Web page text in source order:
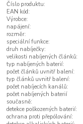
Číslo produktu:
EAN kód:
Výrobce:
napájení:
rozměr:
speciální funkce:
druh nabíječky:
velikosti nabíjených článků:
typ nabíjených baterií:
počet článků uvnitř balení:
typ článků uvnitř balení:
počet nabíjecích kanálů:
počet nabíjených baterií
současně:
detekce poškozených baterií:
ochrana proti přepólování: